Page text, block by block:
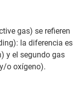
gas) se refieren
la diferencia es
y el segundo gas
o oxígeno).